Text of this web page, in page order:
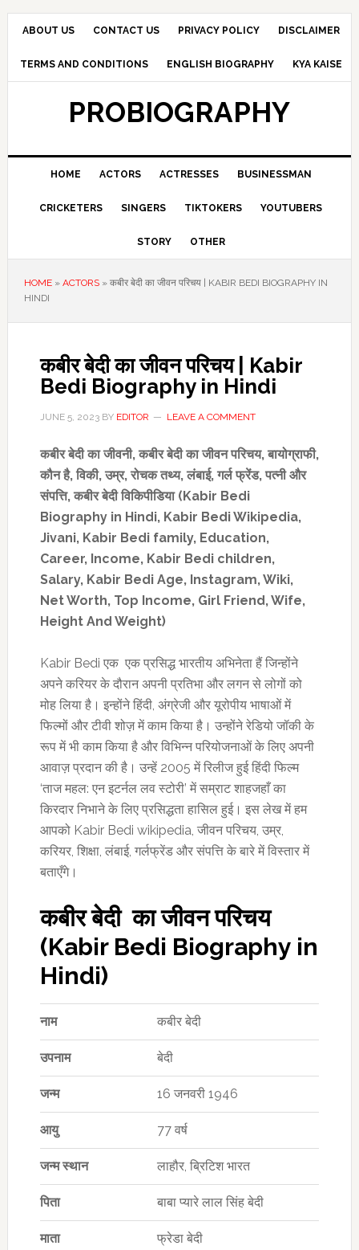
Skip
navigation
Skip
content
Skip
sidebar
ABOUT US CONTACT US PRIVACY POLICY DISCLAIMER
TERMS AND CONDITIONS ENGLISH BIOGRAPHY KYA KAISE
PROBIOGRAPHY
HOME ACTORS ACTRESSES BUSINESSMAN
CRICKETERS SINGERS TIKTOKERS YOUTUBERS
STORY OTHER
HOME» ACTORS» कबीर बेदी का जीवन परिचय | KABIR BEDI BIOGRAPHY IN
HINDI
कबीर बेदी का जीवन परिचय | Kabir
Bedi Biography in Hindi
JUNE 5, 2023BY EDITOR LEAVE A COMMENT
कबीर बेदी का जीवनी,कबीर बेदी का जीवन परिचय,बायोग्राफी,
कौन है,विकी, उम्र,रोचक तथ्य, लंबाई,गर्ल फ्रेंड,पत्नी और
संपत्ति,कबीर बेदी विकिपीडिया (Kabir Bedi
Biography in Hindi, Kabir Bedi Wikipedia,
Jivani, Kabir Bedi family, Education,
Career, Income, Kabir Bedi children,
Salary, Kabir Bedi Age, Instagram, Wiki,
Net Worth, Top Income,GirlFriend,Wife,
Height And Weight)
Kabir Bedi एक एक प्रसिद्ध भारतीय अभिनेता हैं जिन्होंने
अपने करियर के दौरान अपनी प्रतिभा और लगन से लोगों को
मोह लिया है। इन्होंने हिंदी, अंग्रेजी और यूरोपीय भाषाओं में
फिल्मों और टीवी शोज़ में काम किया है। उन्होंने रेडियो जॉकी के
रूप में भी काम किया है और विभिन्न परियोजनाओं के लिए अपनी
आवाज़ प्रदान की है। उन्हें 2005 में रिलीज हुई हिंदी फिल्म
‘ताज महल: एन इटर्नल लव स्टोरी’ में सम्राट शाहजहाँ का
किरदार निभाने के लिए प्रसिद्धता हासिल हुई। इस लेख में हम
आपको Kabir Bedi wikipedia, जीवन परिचय, उम्र,
करियर, शिक्षा, लंबाई, गर्लफ्रेंड और संपत्ति के बारे में विस्तार में
बताएँगे।
कबीर बेदी का जीवन परिचय
(Kabir Bedi Biography in
Hindi)
नाम कबीर बेदी
उपनाम बेदी
जन्म 16 जनवरी 1946
आयु 77 वर्ष
जन्म स्थान लाहौर, ब्रिटिश भारत
पिता बाबा प्यारे लाल सिंह बेदी
माता फ्रेडा बेदी